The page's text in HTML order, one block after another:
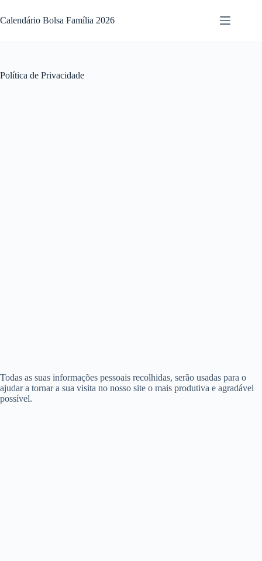
para
o
Calendário Bolsa Família 2026
Política de Privacidade
Todas as suas informações pessoais recolhidas, serão usadas para o
ajudar a tornar a sua visita no nosso site o mais produtiva e agradável
possível.